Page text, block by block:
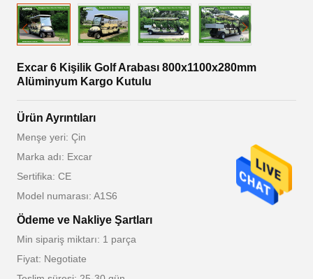
Excar 6 Kişilik Golf Arabası 800x1100x280mm
Alüminyum Kargo Kutulu
Ürün Ayrıntıları
Menşe yeri: Çin
Marka adı: Excar
Sertifika: CE
Model numarası: A1S6
Ödeme ve Nakliye Şartları
Min sipariş miktarı: 1 parça
Fiyat: Negotiate